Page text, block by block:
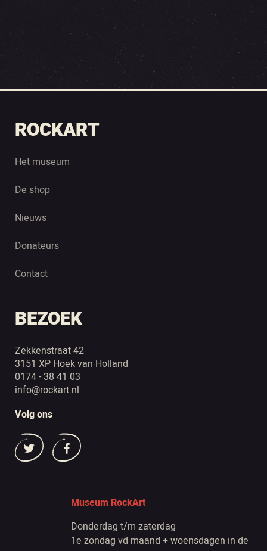
ROCKART
Het museum
De shop
Nieuws
Donateurs
Contact
BEZOEK
Zekkenstraat 42
3151 XP Hoek van Holland
0174 - 38 41 03
info@rockart.nl
Volg ons
Museum RockArt
Donderdag t/m zaterdag
1e zondag vd maand + woensdagen in de